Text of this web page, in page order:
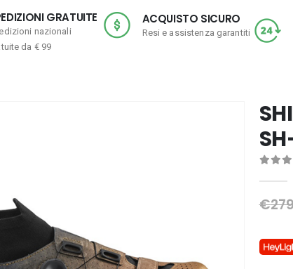
GRATUITE
nazionali
da € 99
ACQUISTO SICURO
Resi e assistenza garantiti
€